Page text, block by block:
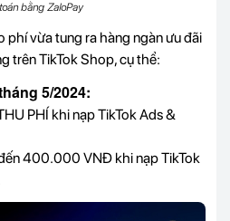
bằng ZaloPay
phí vừa tung ra hàng ngàn ưu đãi
trên TikTok Shop, cụ thể:
5/2024:
PHÍ khi nạp TikTok Ads &
400.000 VNĐ khi nạp TikTok